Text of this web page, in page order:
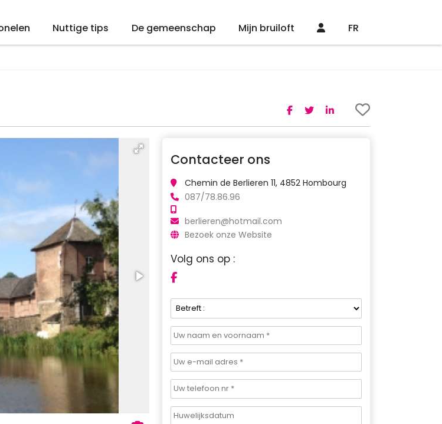
Nuttige tips De gemeenschap Mijn bruiloft FR
Contacteer ons
Chemin de Berlieren 11, 4852 Hombourg
087/78.86.96
berlieren@hotmail.com
Bezoek onze Website
Volg ons op :